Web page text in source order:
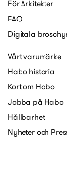
För Arkitekter
FAQ
Digitala
Vårt varumärke
Habo historia
Kort om Habo
Jobba på Habo
Hållbarhet
Nyheter och